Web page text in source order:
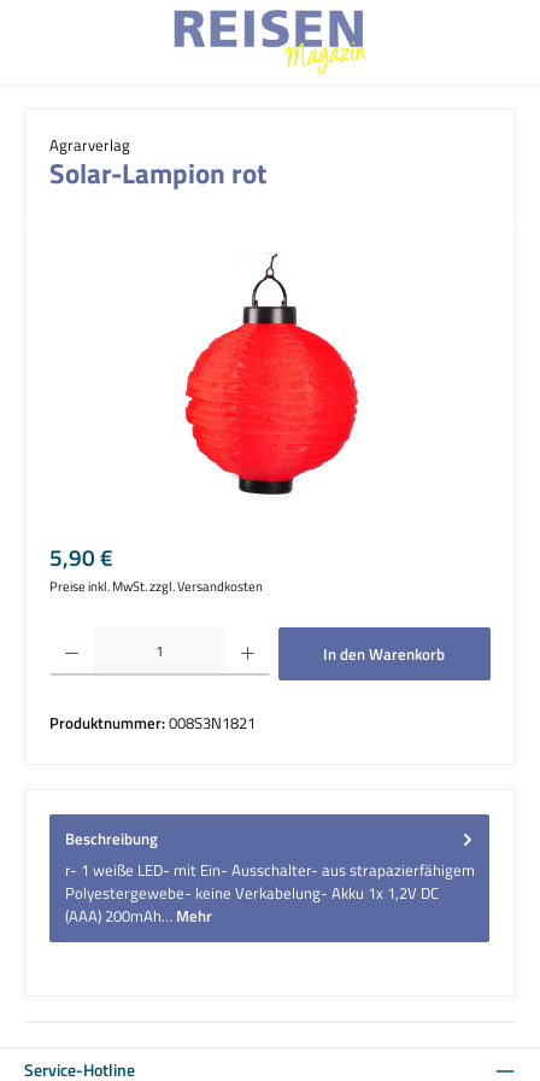
Agrarverlag
Solar-Lampion rot
Regulärer Preis:
5,90 €
Preise inkl. MwSt. zzgl. Versandkosten
Produkt Anzahl: Gib den gewünschten Wert ein oder benutze die Schaltflächen um
In den Warenkorb
Produktnummer:008S3N1821
Beschreibung
r- 1 weiße LED- mit Ein- Ausschalter- aus strapazierfähigem
Polyestergewebe- keine Verkabelung- Akku 1x 1,2V DC
(AAA) 200mAh… Mehr
Service-Hotline